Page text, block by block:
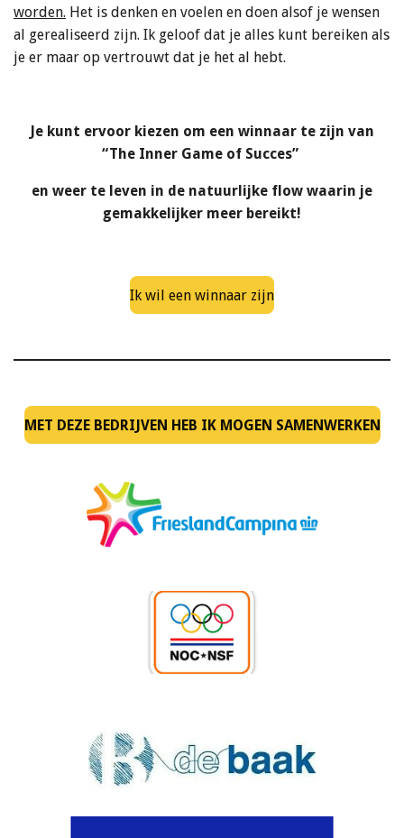
worden. Het is denken en voelen en doen alsof je wensen
al gerealiseerd zijn. Ik geloof dat je alles kunt bereiken als
je er maar op vertrouwt dat je het al hebt.
Je kunt ervoor kiezen om een winnaar te zijn van
“The Inner Game of Succes”
en weer te leven in de natuurlijke flow waarin je
gemakkelijker meer bereikt!
Ik wil een winnaar zijn
MET DEZE BEDRIJVEN HEB IK MOGEN SAMENWERKEN